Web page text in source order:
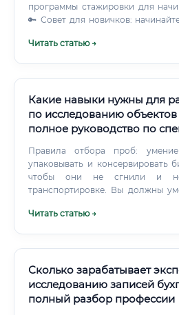
программы стажировки для
🔑 Совет для новичков:
школа, которая даёт
Читать статью →
Какие навыки нужны для
по исследованию
полное руководство по
Правила отбора проб:
упаковывать и консервировать
чтобы они не сгнили и
транспортировке. Вы должны
Читать статью →
Сколько зарабатывает
исследованию записей
полный разбор профессии